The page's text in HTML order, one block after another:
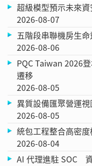
超級模型預示未來資
2026-08-07
五階段串聯機房生
2026-08-06
PQC Taiwan 2026
遷移
2026-08-05
異質設備匯聚營運
2026-08-05
統包工程整合高密
2026-08-04
AI 代理進駐 SOC